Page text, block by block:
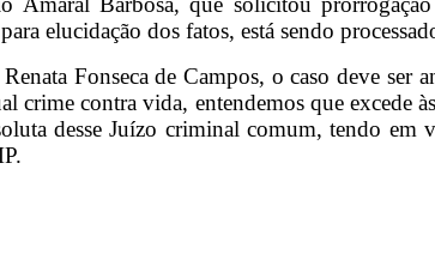
elucidação dos fatos, está sendo
Fonseca de Campos, o caso deve
crime contra vida, entendemos que excede
desse Juízo criminal comum, tendo